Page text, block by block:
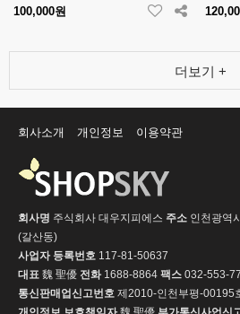
100,000원
더보기 +
회사소개 개인정보 이용약관
회사명 주식회사 대우지피에스 주소 인천광역
(갈산동)
사업자 등록번호 117-81-50637
대표 魏 聖優 전화1688-8864 팩스 032-553-
통신판매업신고번호 제2010-인천부평-00195